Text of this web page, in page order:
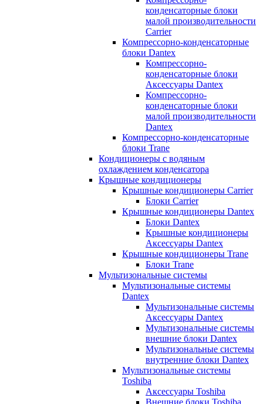
конденсаторные блоки
малой производительности
Carrier
Компрессорно-конденсаторные
блоки Dantex
Компрессорно-
конденсаторные блоки
Аксессуары Dantex
Компрессорно-
конденсаторные блоки
малой производительности
Dantex
Компрессорно-конденсаторные
блоки Trane
Кондиционеры с водяным
охлаждением конденсатора
Крышные кондиционеры
Крышные кондиционеры Carrier
Блоки Carrier
Крышные кондиционеры Dantex
Блоки Dantex
Крышные кондиционеры
Аксессуары Dantex
Крышные кондиционеры Trane
Блоки Trane
Мультизональные системы
Мультизональные системы
Dantex
Мультизональные системы
Аксессуары Dantex
Мультизональные системы
внешние блоки Dantex
Мультизональные системы
внутренние блоки Dantex
Мультизональные системы
Toshiba
Аксессуары Toshiba
Внешние блоки Toshiba